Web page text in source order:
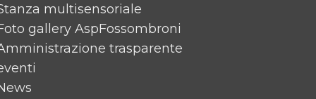
multisensoriale
gallery AspFossombroni
trasparente